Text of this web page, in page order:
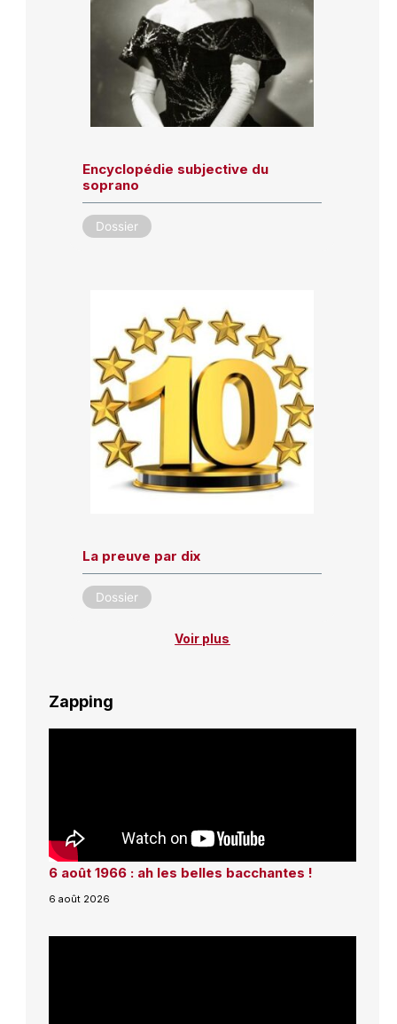
Encyclopédie subjective du
soprano
Dossier
La preuve par dix
Dossier
Voir plus
Zapping
6 août 1966 : ah les belles bacchantes !
6 août 2026